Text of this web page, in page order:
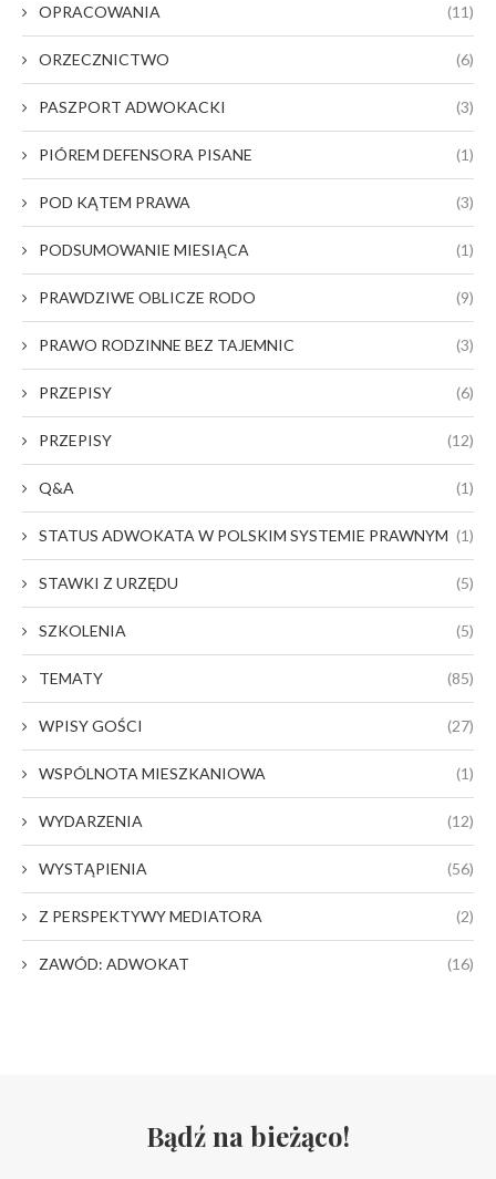
OPRACOWANIA (11)
ORZECZNICTWO (6)
PASZPORT ADWOKACKI (3)
PIÓREM DEFENSORA PISANE (1)
POD KĄTEM PRAWA (3)
PODSUMOWANIE MIESIĄCA (1)
PRAWDZIWE OBLICZE RODO (9)
PRAWO RODZINNE BEZ TAJEMNIC (3)
PRZEPISY (6)
PRZEPISY (12)
Q&A (1)
STATUS ADWOKATA W POLSKIM SYSTEMIE PRAWNYM (1)
STAWKI Z URZĘDU (5)
SZKOLENIA (5)
TEMATY (85)
WPISY GOŚCI (27)
WSPÓLNOTA MIESZKANIOWA (1)
WYDARZENIA (12)
WYSTĄPIENIA (56)
Z PERSPEKTYWY MEDIATORA (2)
ZAWÓD: ADWOKAT (16)
Bądź na bieżąco!